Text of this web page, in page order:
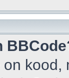
on kood,